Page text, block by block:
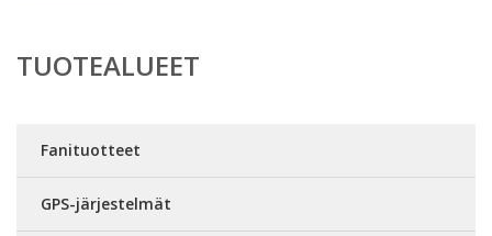
TUOTEALUEET
Fanituotteet
GPS-järjestelmät